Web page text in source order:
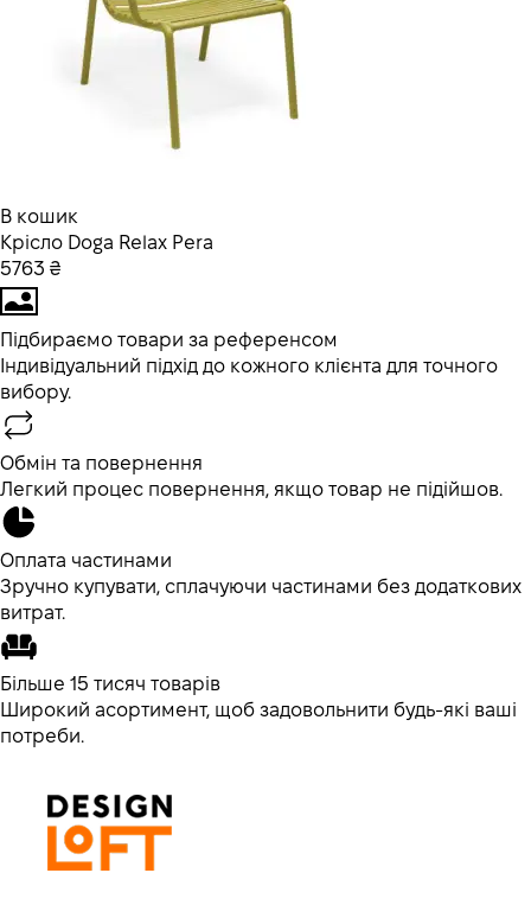
В кошик
Крісло Doga Relax Pera
5763 ₴
Підбираємо товари за референсом
Індивідуальний підхід до кожного клієнта для точного
вибору.
Обмін та повернення
Легкий процес повернення, якщо товар не підійшов.
Оплата частинами
Зручно купувати, сплачуючи частинами без додаткових
витрат.
Більше 15 тисяч товарів
Широкий асортимент, щоб задовольнити будь-які ваші
потреби.